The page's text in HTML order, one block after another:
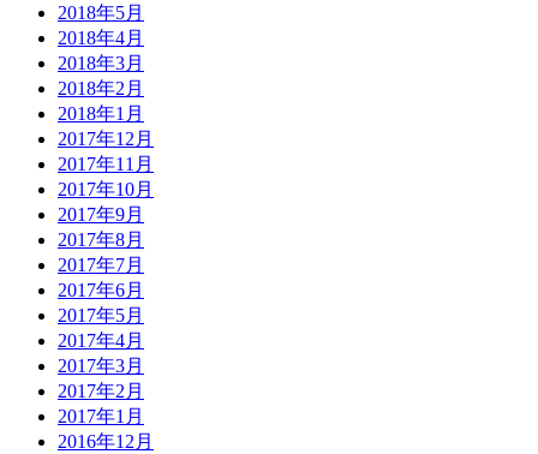
2018年5月
2018年4月
2018年3月
2018年2月
2018年1月
2017年12月
2017年11月
2017年10月
2017年9月
2017年8月
2017年7月
2017年6月
2017年5月
2017年4月
2017年3月
2017年2月
2017年1月
2016年12月